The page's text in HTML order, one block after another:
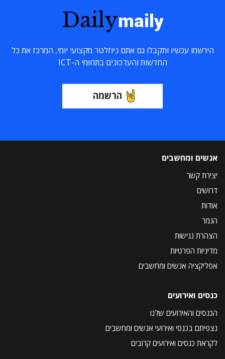
Dailymaily
הירשמו עכשיו ותקבלו גם אתם ניוזלטר מקצועי יומי, המרכז את כל
החדשות והעדכונים בתחומי ה-ICT
הרשמה
אנשים ומחשבים
יצירת קשר
דרושים
אודות
הנמר
הצהרת נגישות
מדיניות הפרטיות
אפליקציה אנשים ומחשבים
כנסים ואירועים
הכנסים והאירועים שלנו
נצפיתם בכנסי ואירועי אנשים ומחשבים
לקראת כנסים ואירועים קרובים